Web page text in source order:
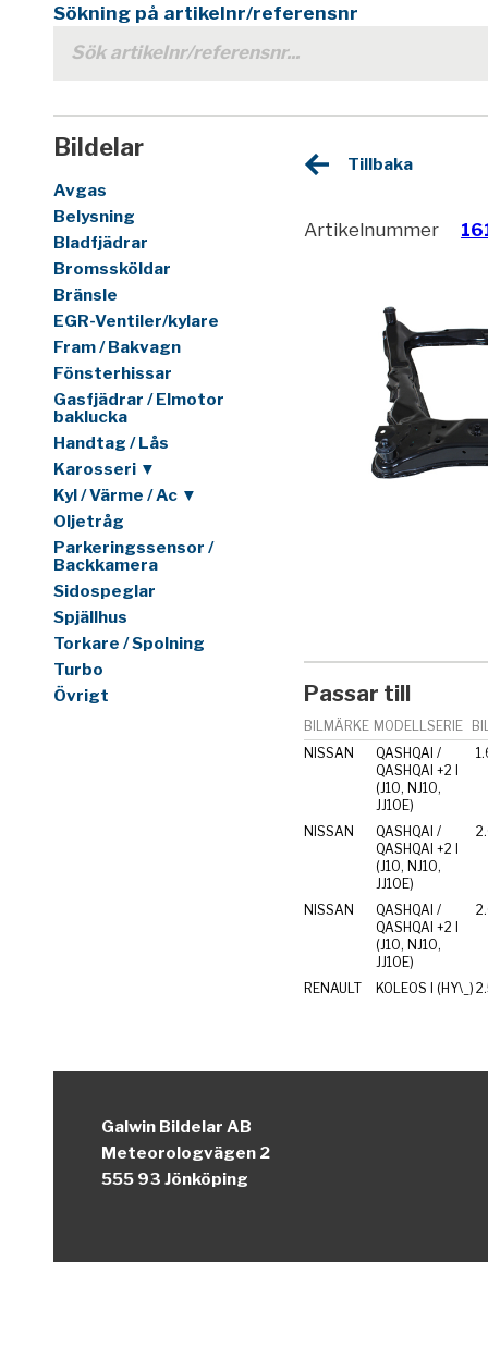
Sökning på artikelnr/referensnr
Bildelar
Avgas
Belysning
Bladfjädrar
Bromssköldar
Bränsle
EGR-Ventiler/kylare
Fram / Bakvagn
Fönsterhissar
Gasfjädrar / Elmotor
baklucka
Handtag / Lås
Karosseri ▼
Kyl / Värme / Ac ▼
Oljetråg
Parkeringssensor /
Backkamera
Sidospeglar
Spjällhus
Torkare / Spolning
Turbo
Övrigt
Tillbaka
Artikelnummer
Passar till
BILMÄRKE MODELLSERIE
NISSAN
QASHQAI /
QASHQAI +2 I
(J10, NJ10,
JJ10E)
NISSAN
QASHQAI /
QASHQAI +2 I
(J10, NJ10,
JJ10E)
NISSAN
QASHQAI /
QASHQAI +2 I
(J10, NJ10,
JJ10E)
RENAULT KOLEOS I (HY\_)
Galwin Bildelar AB
Meteorologvägen 2
555 93 Jönköping